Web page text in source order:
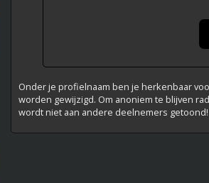
Onder je profielnaam ben je herkenbaar
worden gewijzigd. Om anoniem te blijven
wordt niet aan andere deelnemers getoond!